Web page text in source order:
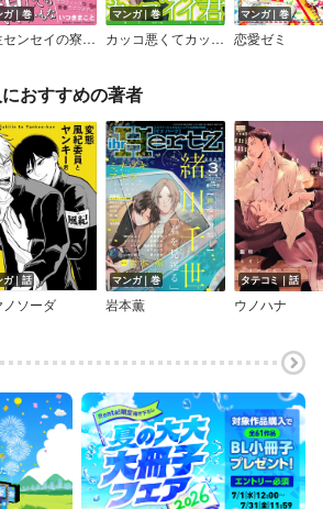
ガ｜巻
羽生センセイの寮生活【おまけ漫画付きパピレス限定版】
マンガ｜巻
カッコ悪くてカッコイイ君
マンガ｜巻
恋愛ゼミ
おすすめの著者
ガ｜話
ノソーダ
マンガ｜巻
岩本薫
タテコミ｜話
ウノハナ